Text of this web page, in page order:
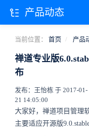
当前位置： 首页 产品
禅道专业版
布
发布：王怡栋 于 2017-01-
21 14:05:00
大家好，禅道项目管理
主要适应开源版
产品动态